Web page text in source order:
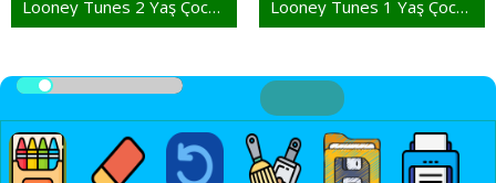
Looney Tunes 2 Yaş Çocuklar İçin Looney Tunes 1 Yaş Çocuklar İçin